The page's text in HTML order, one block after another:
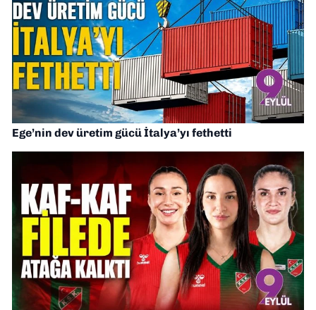
Ege’nin dev üretim gücü İtalya’yı fethetti